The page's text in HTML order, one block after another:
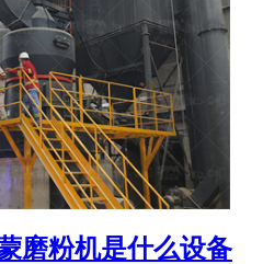
磨粉机是什么设备